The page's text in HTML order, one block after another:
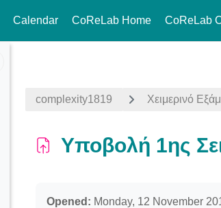
Calendar CoReLab Home CoReLab
complexity1819 Χειμερινό
Υποβολή 1ης
Opened: Monday, 12 November